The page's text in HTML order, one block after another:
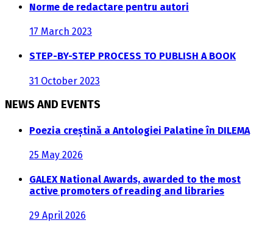
Norme de redactare pentru autori
17 March 2023
STEP-BY-STEP PROCESS TO PUBLISH A BOOK
31 October 2023
NEWS AND EVENTS
Poezia creștină a Antologiei Palatine în DILEMA
25 May 2026
GALEX National Awards, awarded to the most
active promoters of reading and libraries
29 April 2026